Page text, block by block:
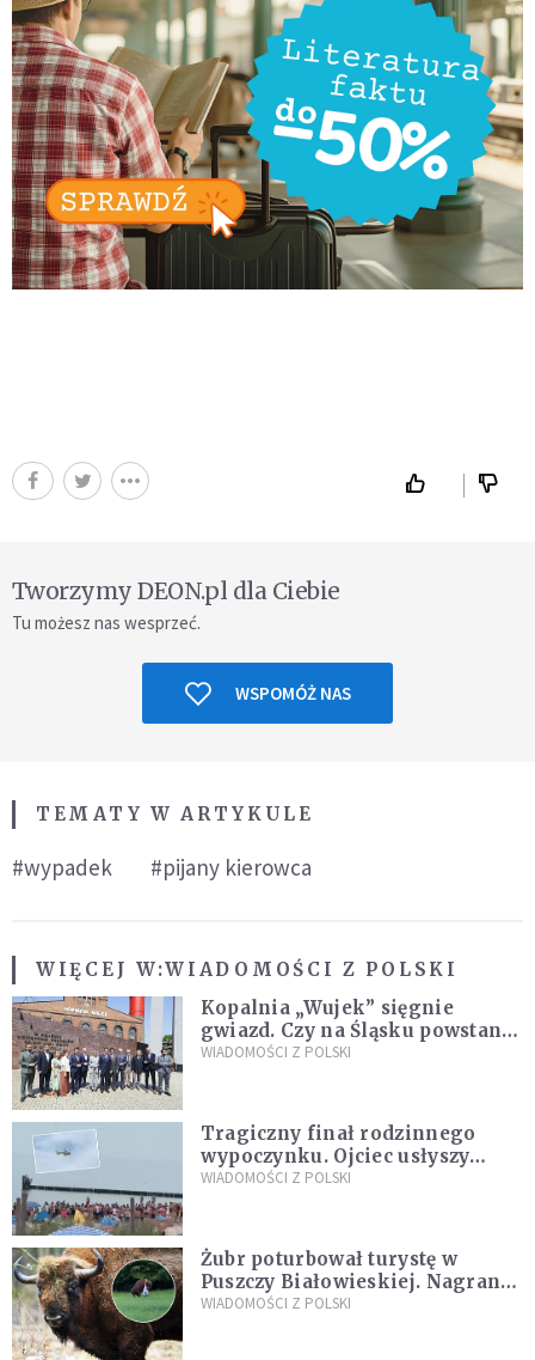
Tworzymy DEON.pl dla Ciebie
Tu możesz nas wesprzeć.
WSPOMÓŻ NAS
TEMATY W ARTYKULE
#wypadek #pijany kierowca
WIĘCEJ W:WIADOMOŚCI Z POLSKI
Kopalnia „Wujek” sięgnie
gwiazd. Czy na Śląsku powstanie
„Dolina Krzemowa”?
WIADOMOŚCI Z POLSKI
Tragiczny finał rodzinnego
wypoczynku. Ojciec usłyszy
zarzuty
WIADOMOŚCI Z POLSKI
Żubr poturbował turystę w
Puszczy Białowieskiej. Nagranie
daje do myślenia
WIADOMOŚCI Z POLSKI